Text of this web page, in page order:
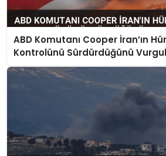
ABD Komutanı Cooper İran’ın
Kontrolünü Sürdürdüğünü